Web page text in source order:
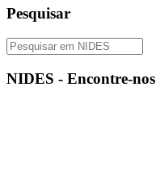
Pesquisar
NIDES - Encontre-nos